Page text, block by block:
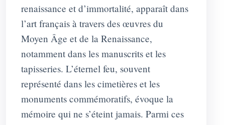
renaissance et d’immortalité, apparaît dans
l’art français à travers des œuvres du
Moyen Âge et de la Renaissance,
notamment dans les manuscrits et les
tapisseries. L’éternel feu, souvent
représenté dans les cimetières et les
monuments commémoratifs, évoque la
mémoire qui ne s’éteint jamais. Parmi ces